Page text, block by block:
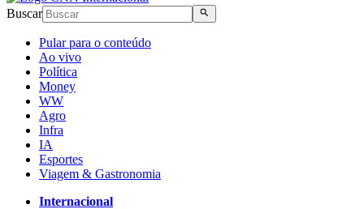
Buscar
Pular para o conteúdo
Ao vivo
Política
Money
WW
Agro
Infra
IA
Esportes
Viagem & Gastronomia
Internacional